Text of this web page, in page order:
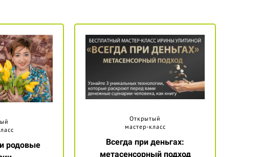
родовые
Открытый
мастер-класс
Всегда при деньгах:
метасенсорный подход